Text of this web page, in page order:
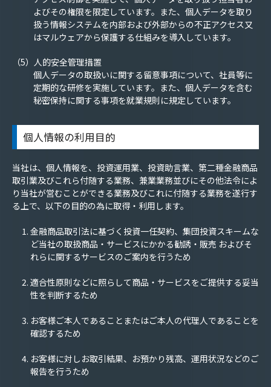
よびその権限を限定しています。また、個人データを取り
扱う情報システムを内部および外部からの不正アクセス又
はマルウェアから保護する仕組みを導入しています。
（5）人的安全管理措置
個人データの取扱いに関する留意事項について、社員等に
定期的な研修を実施しています。また、個人データを含む
秘密保持に関する事項を就業規則に規定しています。
個人情報の利用目的
当社は、個人情報を、投資運用業、投資助言業、第二種金融商品
取引業及びこれら付随する業務、兼業業務並びにその他法令によ
り当社が営むことができる業務及びこれに付随する業務を遂行す
る上で、以下の目的の為に取得・利用します。
金融商品取引法に基づく投資一任契約、集団投資スキームな
ど当社の取扱商品・サービスにかかる勧誘・販売 およびそ
れらに関するサービスのご案内を行うため
適合性原則などに照らして商品・サービスをご提供する妥当
性を判断するため
お客様ご本人であることまたはご本人の代理人であることを
確認するため
お客様に対しお取引結果、お預かり残高、運用状況などのご
報告を行うため